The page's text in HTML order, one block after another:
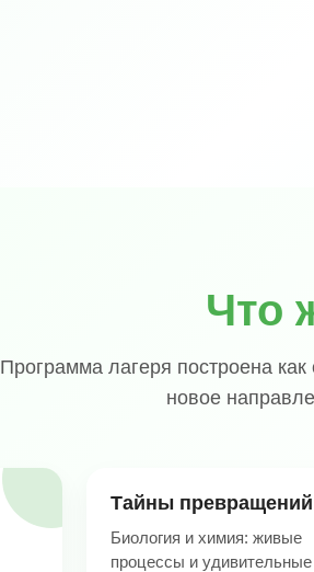
Что
Программа лагеря построена
новое
Тайны превращений
Биология и химия: живые
процессы и удивительные